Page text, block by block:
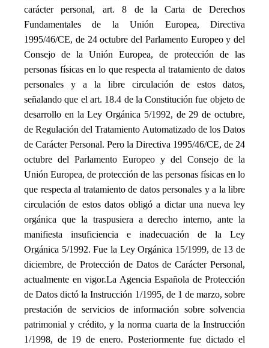
carácter personal, art. 8 de la Carta de Derechos
Fundamentales de la Unión Europea, Directiva
1995/46/CE, de 24 octubre del Parlamento Europeo y del
Consejo de la Unión Europea, de protección de las
personas físicas en lo que respecta al tratamiento de datos
personales y a la libre circulación de estos datos,
señalando que el art. 18.4 de la Constitución fue objeto de
desarrollo en la Ley Orgánica 5/1992, de 29 de octubre,
de Regulación del Tratamiento Automatizado de los Datos
de Carácter Personal. Pero la Directiva 1995/46/CE, de 24
octubre del Parlamento Europeo y del Consejo de la
Unión Europea, de protección de las personas físicas en lo
que respecta al tratamiento de datos personales y a la libre
circulación de estos datos obligó a dictar una nueva ley
orgánica que la traspusiera a derecho interno, ante la
manifiesta insuficiencia e inadecuación de la Ley
Orgánica 5/1992. Fue la Ley Orgánica 15/1999, de 13 de
diciembre, de Protección de Datos de Carácter Personal,
actualmente en vigor.La Agencia Española de Protección
de Datos dictó la Instrucción 1/1995, de 1 de marzo, sobre
prestación de servicios de información sobre solvencia
patrimonial y crédito, y la norma cuarta de la Instrucción
1/1998, de 19 de enero. Posteriormente fue dictado el